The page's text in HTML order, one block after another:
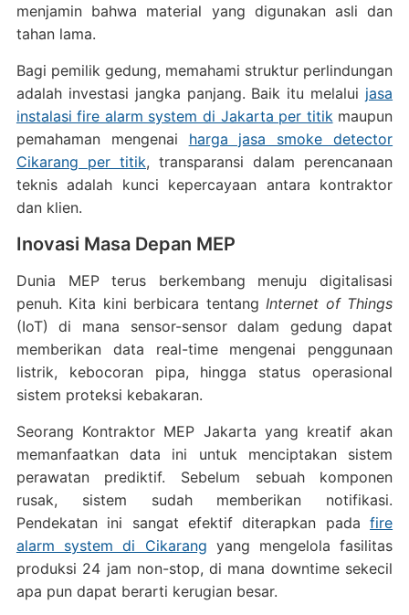
menjamin bahwa material yang digunakan asli dan
tahan lama.
Bagi pemilik gedung, memahami struktur perlindungan
adalah investasi jangka panjang. Baik itu melalui jasa
instalasi fire alarm system di Jakarta per titikmaupun
pemahaman mengenai harga jasa smoke detector
Cikarang per titik, transparansi dalam perencanaan
teknis adalah kunci kepercayaan antara kontraktor
dan klien.
Inovasi Masa Depan MEP
Dunia MEP terus berkembang menuju digitalisasi
penuh. Kita kini berbicara tentangInternet of Things
(IoT) di mana sensor-sensor dalam gedung dapat
memberikan data real-time mengenai penggunaan
listrik, kebocoran pipa, hingga status operasional
sistem proteksi kebakaran.
Seorang Kontraktor MEP Jakarta yang kreatif akan
memanfaatkan data ini untuk menciptakan sistem
perawatan prediktif. Sebelum sebuah komponen
rusak, sistem sudah memberikan notifikasi.
Pendekatan ini sangat efektif diterapkan padafire
alarm system di Cikarang yang mengelola fasilitas
produksi 24 jam non-stop, di mana downtime sekecil
apa pun dapat berarti kerugian besar.